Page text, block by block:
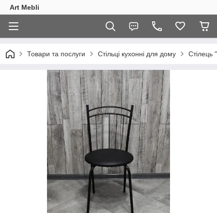
Art Mebli
Товари та послуги Стільці кухонні для дому Стілець